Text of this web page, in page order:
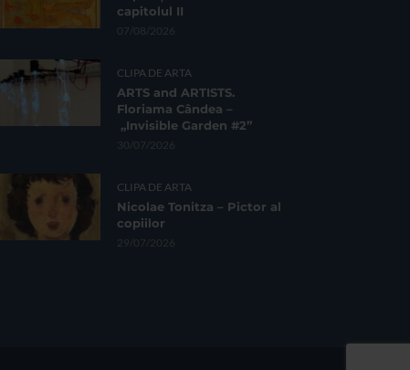
capitolul II
07/08/2026
CLIPA DE ARTA
ARTS and ARTISTS.
Floriama Cândea –
„Invisible Garden #2”
30/07/2026
CLIPA DE ARTA
Nicolae Tonitza – Pictor al
copiilor
29/07/2026